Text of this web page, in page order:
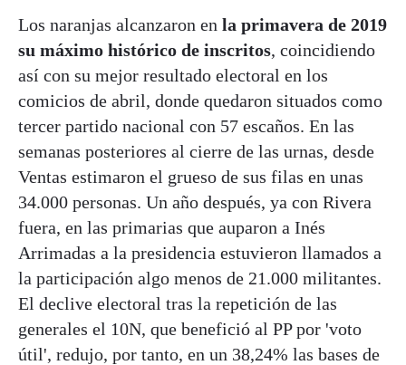
Los naranjas alcanzaron en la primavera de 2019
su máximo histórico de inscritos, coincidiendo
así con su mejor resultado electoral en los
comicios de abril, donde quedaron situados como
tercer partido nacional con 57 escaños. En las
semanas posteriores al cierre de las urnas, desde
Ventas estimaron el grueso de sus filas en unas
34.000 personas. Un año después, ya con Rivera
fuera, en las primarias que auparon a Inés
Arrimadas a la presidencia estuvieron llamados a
la participación algo menos de 21.000 militantes.
El declive electoral tras la repetición de las
generales el 10N, que benefició al PP por 'voto
útil', redujo, por tanto, en un 38,24% las bases de